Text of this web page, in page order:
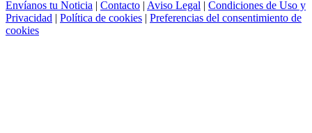
Envíanos tu Noticia | Contacto | Aviso Legal | Condiciones de Uso y
Privacidad | Política de cookies | Preferencias del consentimiento de
cookies